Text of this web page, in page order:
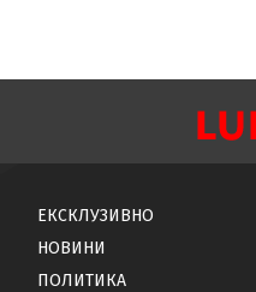
ЕКСКЛУЗИВНО
НОВИНИ
ПОЛИТИКА